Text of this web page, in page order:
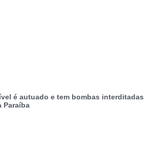
é autuado e tem bombas interditadas
Paraíba